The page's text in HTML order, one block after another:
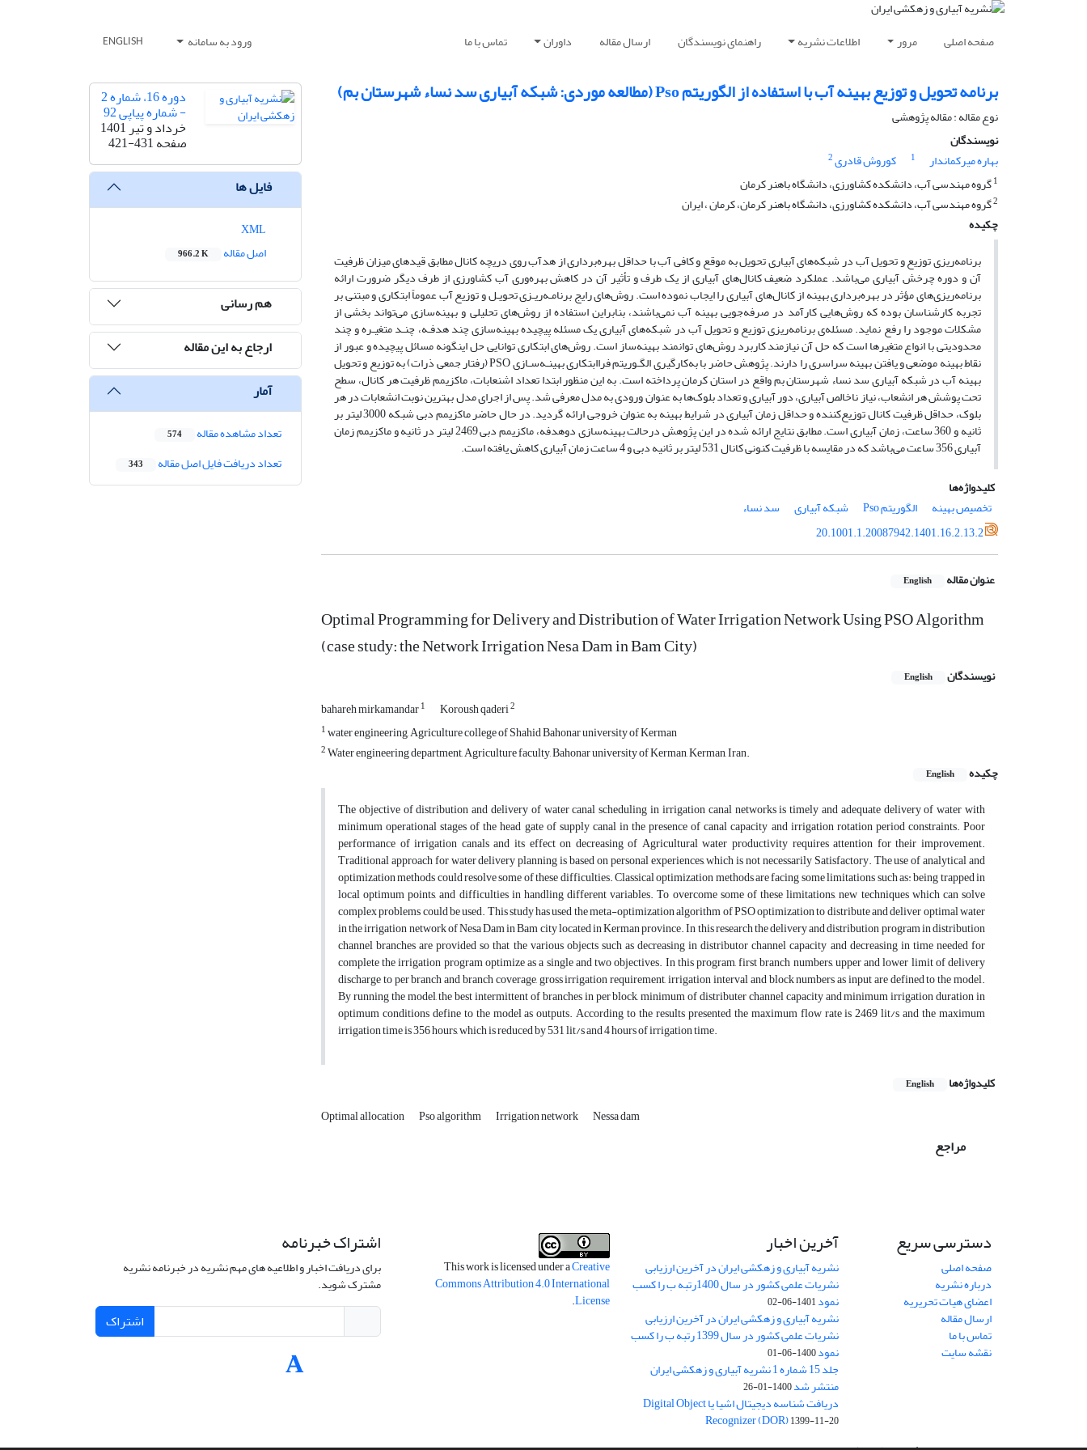
صفحه اصلی مرور اطلاعات نشریه راهنمای نویسندگان ارسال مقاله داوران تماس با ما ورود به سامانه ENGLISH
برنامه تحویل و توزیع بهینه آب با استفاده از الگوریتم Pso (مطالعه موردی: شبکه آبیاری سد نساء شهرستان بم)
نوع مقاله : مقاله پژوهشی
نویسندگان
بهاره میرکماندار
1 کوروش قادری2
1گروه مهندسی آب، دانشکده کشاورزی، دانشگاه باهنر کرمان
2گروه مهندسی آب، دانشکده کشاورزی، دانشگاه باهنر کرمان، کرمان ، ایران
چکیده
برنامه‌ریزی توزیع و تحویل آب در شبکه‌های آبیاری تحویل به موقع و کافی آب با حداقل بهره‌برداری از هدآب روی دریچه کانال مطابق قیدهای میزان ظرفیت
آن و دوره چرخش آبیاری می‌باشد. عملکرد ضعیف کانال‌های آبیاری از یک طرف و تأثیر آن در کاهش بهره‌وری آب کشاورزی از طرف دیگر ضرورت ارائه‌
برنامه‌ریزی‌های مؤثر در بهره‌برداری بهینه از کانال‌های آبیاری را ایجاب نموده است. روش‌های رایج برنامـه‌ریـزی تحویـل و توزیع آب عموماً ابتکاری و مبتنی بر
تجربه کارشناسان بوده که روش‌هایی کارآمد در صرفه‌جویی بهینه آب نمی‌باشند، بنابراین استفاده از روش‌های تحلیلی و بهینه‌سازی می‌تواند بخشی از
مشکلات موجود را رفع نماید. مسئله‌ی برنامه‌ریزی توزیع و تحویل آب در شبکه‌های آبیاری یک مسئله پیچیده بهینه‌سازی چند هدفـه، چنـد متغیـره و چند
محدودیتی با انواع متغیرها است که حل آن نیازمند کاربرد روش‌های توانمند بهینه‌ساز است. روش‌های ابتکاری توانایی حل اینگونه مسائل پیچیده و عبور از
نقاط بهینه موضعی و یافتن بهینه سراسری را دارند. پژوهش حاضر با به‌کارگیری الگـوریتم فراابتکاری بهینـه‌سـازی PSO (رفتار جمعی ذرات) به توزیع و تحویل
بهینه آب در شبکه آبیاری سد نساء شهرستان بم واقع در استان کرمان پرداخته است. به این منظور ابتدا تعداد اشنعابات، ماکزیمم ظرفیت هر کانال، سطح
تحت پوشش هر انشعاب، نیاز ناخالص آبیاری، دور آبیاری و تعداد بلوک‌ها به عنوان ورودی به مدل معرفی شد. پس از اجرای مدل بهترین نوبت انشعابات در هر
بلوک، حداقل ظرفیت کانال توزیع‌کننده و حداقل زمان آبیاری در شرایط بهینه به عنوان خروجی ارائه گردید. در حال حاضر ماکزیمم دبی شبکه 3000 لیتر بر
ثانیه و 360 ساعت، زمان آبیاری است. مطابق نتایج ارائه شده در این پژوهش درحالت بهینه‌سازی دوهدفه، ماکزیمم دبی 2469 لیتر در ثانیه و ماکزیمم زمان
آبیاری 356 ساعت می‌باشد که در مقایسه با ظرفیت کنونی کانال 531 لیتر بر ثانیه دبی و 4 ساعت زمان آبیاری کاهش یافته است.
کلیدواژه‌ها
تخصیص بهینه
الگوریتم Pso شبکه آبیاری
سد نساء
20.1001.1.20087942.1401.16.2.13.2
عنوان مقاله English
Optimal Programming for Delivery and Distribution of Water Irrigation Network Using PSO Algorithm
(case study: the Network Irrigation Nesa Dam in Bam City)
نویسندگان English
bahareh mirkamandar1 Koroush qaderi2
1water engineering, Agriculture college of Shahid Bahonar university of Kerman
2Water engineering department, Agriculture faculty, Bahonar university of Kerman, Kerman, Iran.
چکیده
English
The objective of distribution and delivery of water canal scheduling in irrigation canal networks is timely and adequate delivery of water with
minimum operational stages of the head gate of supply canal in the presence of canal capacity and irrigation rotation period constraints. Poor
performance of irrigation canals and its effect on decreasing of Agricultural water productivity requires attention for their improvement.
Traditional approach for water delivery planning is based on personal experiences, which is not necessarily Satisfactory. The use of analytical and
optimization methods could resolve some of these difficulties. Classical optimization methods are facing some limitations such as: being trapped in
local optimum points, and difficulties in handling different variables. To overcome some of these limitations, new techniques which can solve
complex problems could be used. This study has used the meta-optimization algorithm of PSO optimization to distribute and deliver optimal water
in the irrigation network of Nesa Dam in Bam city located in Kerman province. In this research the delivery and distribution program in distribution
channel branches are provided so that the various objects such as decreasing in distributor channel capacity and decreasing in time needed for
complete the irrigation program optimize as a single and two objectives. In this program, first branch numbers, upper and lower limit of delivery
discharge to per branch and branch coverage, gross irrigation requirement, irrigation interval and block numbers as input are defined to the model.
By running the model, the best intermittent of branches in per block, minimum of distributer channel capacity and minimum irrigation duration in
optimum conditions define to the model as outputs. According to the results presented the maximum flow rate is 2469 lit/s and the maximum
irrigation time is 356 hours, which is reduced by 531 lit/s and 4 hours of irrigation time.
کلیدواژه‌ها English
Optimal allocation Pso algorithm Irrigation network Nessa dam
مراجع
دوره 16، شماره 2
- شماره پیاپی 92
خرداد و تیر 1401
صفحه421-431
فایل ها
اصل مقاله
966.2 K
هم رسانی
ارجاع به این مقاله
آمار
تعداد مشاهده مقاله 574
تعداد دریافت فایل اصل مقاله 343
دسترسی سریع
صفحه اصلی
درباره نشریه
اعضای هیات تحریریه
ارسال مقاله
تماس با ما
نقشه سایت
آخرین اخبار
نشریه آبیاری و زهکشی ایران در آخرین ارزیابی
نشریات علمی کشور در سال 1400رتبه ب را کسب
نمود1401-06-02
نشریه آبیاری و زهکشی ایران در آخرین ارزیابی
نشریات علمی کشور در سال 1399 رتبه ب را کسب
نمود1400-06-01
جلد 15 شماره 1 نشریه آبیاری و زهکشی ایران
منتشر شد1400-01-26
دریافت شناسه دیجیتال اشیا یا Digital Object
Recognizer (DOR)1399-11-20
This work is licensed under aCreative
Commons Attribution 4.0 International
License
.
اشتراک خبرنامه
برای دریافت اخبار و اطلاعیه های مهم نشریه در خبرنامه نشریه
مشترک شوید.
اشتراک